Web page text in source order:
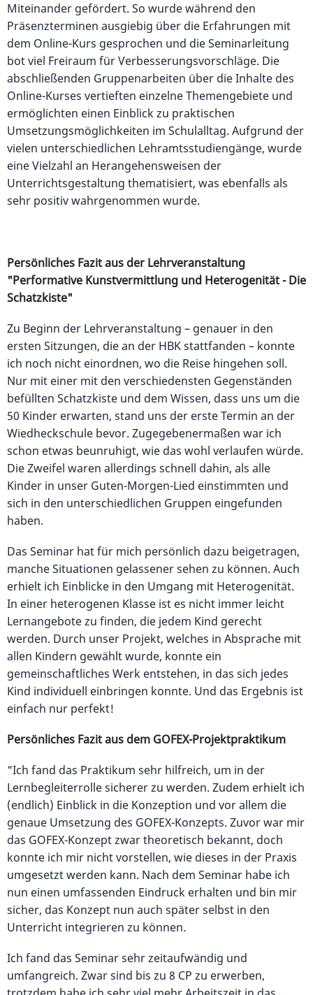
Miteinander gefördert. So wurde während den
Präsenzterminen ausgiebig über die Erfahrungen mit
dem Online-Kurs gesprochen und die Seminarleitung
bot viel Freiraum für Verbesserungsvorschläge. Die
abschließenden Gruppenarbeiten über die Inhalte des
Online-Kurses vertieften einzelne Themengebiete und
ermöglichten einen Einblick zu praktischen
Umsetzungsmöglichkeiten im Schulalltag. Aufgrund der
vielen unterschiedlichen Lehramtsstudiengänge, wurde
eine Vielzahl an Herangehensweisen der
Unterrichtsgestaltung thematisiert, was ebenfalls als
sehr positiv wahrgenommen wurde.
Persönliches Fazit aus der Lehrveranstaltung
"Performative Kunstvermittlung und Heterogenität - Die
Schatzkiste"
Zu Beginn der Lehrveranstaltung – genauer in den
ersten Sitzungen, die an der HBK stattfanden – konnte
ich noch nicht einordnen, wo die Reise hingehen soll.
Nur mit einer mit den verschiedensten Gegenständen
befüllten Schatzkiste und dem Wissen, dass uns um die
50 Kinder erwarten, stand uns der erste Termin an der
Wiedheckschule bevor. Zugegebenermaßen war ich
schon etwas beunruhigt, wie das wohl verlaufen würde.
Die Zweifel waren allerdings schnell dahin, als alle
Kinder in unser Guten-Morgen-Lied einstimmten und
sich in den unterschiedlichen Gruppen eingefunden
haben.
Das Seminar hat für mich persönlich dazu beigetragen,
manche Situationen gelassener sehen zu können. Auch
erhielt ich Einblicke in den Umgang mit Heterogenität.
In einer heterogenen Klasse ist es nicht immer leicht
Lernangebote zu finden, die jedem Kind gerecht
werden. Durch unser Projekt, welches in Absprache mit
allen Kindern gewählt wurde, konnte ein
gemeinschaftliches Werk entstehen, in das sich jedes
Kind individuell einbringen konnte. Und das Ergebnis ist
einfach nur perfekt!
Persönliches Fazit aus dem GOFEX-Projektpraktikum
"Ich fand das Praktikum sehr hilfreich, um in der
Lernbegleiterrolle sicherer zu werden. Zudem erhielt ich
(endlich) Einblick in die Konzeption und vor allem die
genaue Umsetzung des GOFEX-Konzepts. Zuvor war mir
das GOFEX-Konzept zwar theoretisch bekannt, doch
konnte ich mir nicht vorstellen, wie dieses in der Praxis
umgesetzt werden kann. Nach dem Seminar habe ich
nun einen umfassenden Eindruck erhalten und bin mir
sicher, das Konzept nun auch später selbst in den
Unterricht integrieren zu können.
Ich fand das Seminar sehr zeitaufwändig und
umfangreich. Zwar sind bis zu 8 CP zu erwerben,